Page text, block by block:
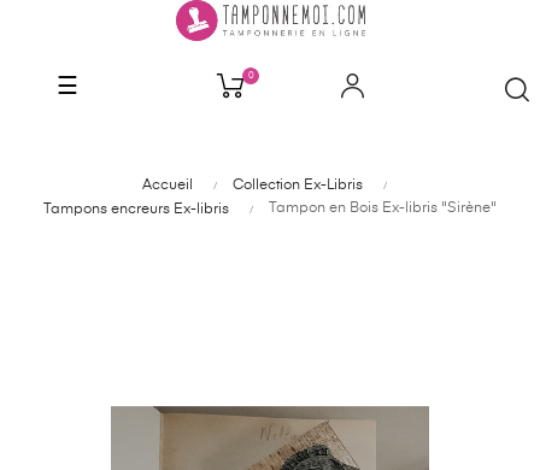
Basculer
☰ 0
Accueil
Collection Ex-Libris
Tampons encreurs Ex-libris
Tampon en Bois Ex-libris "Sirène"